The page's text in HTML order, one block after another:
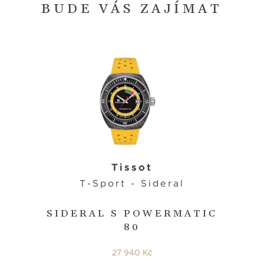
BUDE VÁS ZAJÍMAT
SIDERAL S POWERMATIC
80
Tissot
T-Sport - Sideral
27 940 Kč